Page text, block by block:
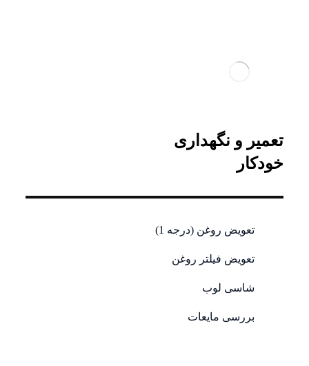
تعمیر و نگهداری
خودکار
تعویض روغن (درجه 1)
تعویض فیلتر روغن
شاسی لوب
بررسی مایعات